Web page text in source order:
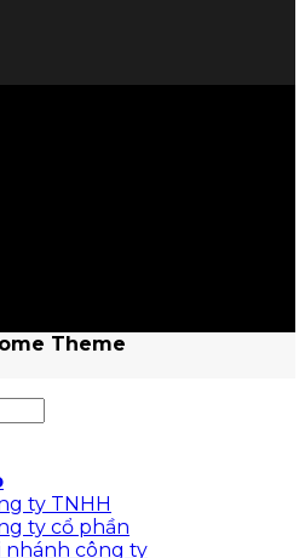
Theme
ty TNHH
ty cổ phần
nhánh công ty